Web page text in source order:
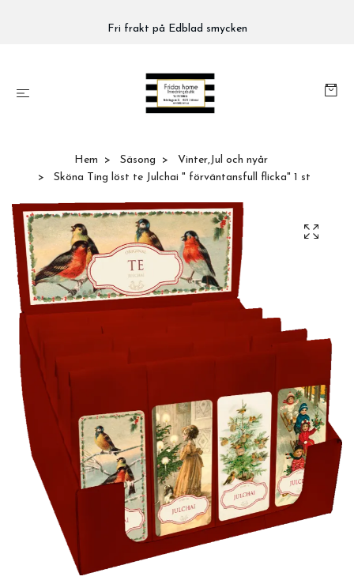
Fri frakt på Edblad smycken
Hem Säsong
Vinter,Jul och nyår
Sköna Ting löst te Julchai " förväntansfull flicka" 1 st